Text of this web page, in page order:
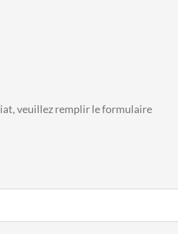
veuillez remplir le formulaire